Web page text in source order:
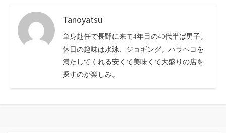
Tanoyatsu
単身赴任で長野に来て4年目の40代半ば男子。
休日の趣味は水泳、ジョギング。ハラペコを
満たしてくれる安くて美味くて大盛りの店を
探すのが楽しみ。